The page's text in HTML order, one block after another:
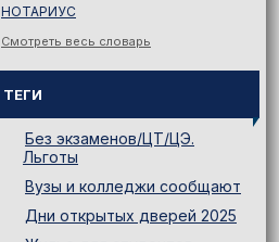
НОТАРИУС
Смотреть весь словарь
ТЕГИ
Без экзаменов/ЦТ/ЦЭ.
Льготы
Вузы и колледжи сообщают
Дни открытых дверей 2025